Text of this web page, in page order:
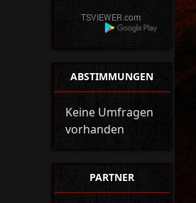
ABSTIMMUNGEN
Keine Umfragen
vorhanden
PARTNER